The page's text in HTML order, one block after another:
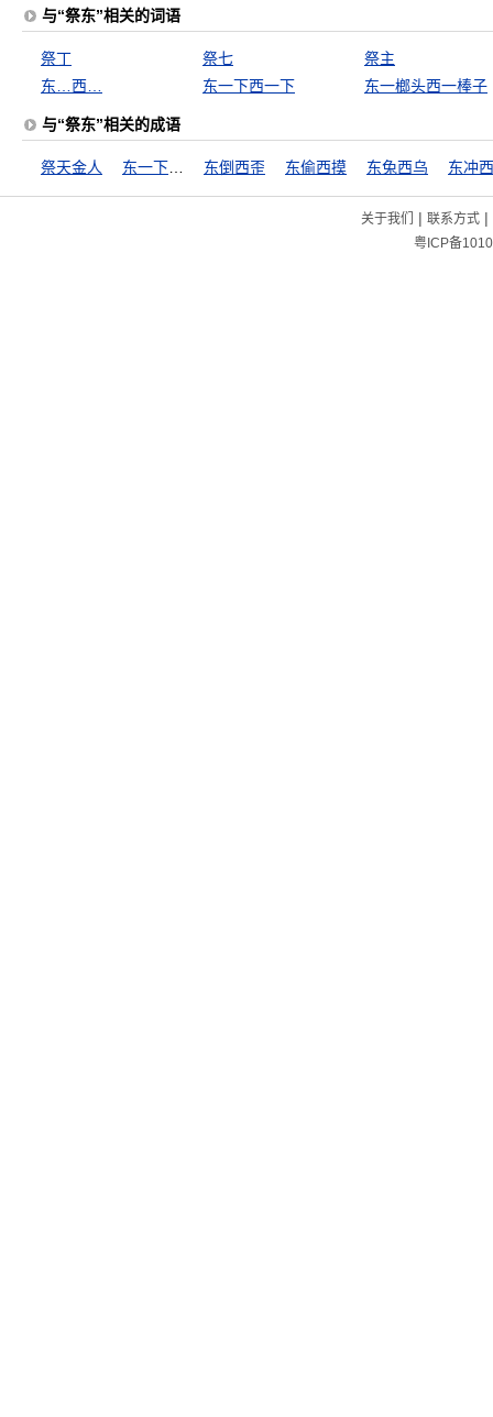
与“祭东”相关的词语
祭丁 祭七
祭主
东…西…
东一下西一下 东一榔头西一棒子
与“祭东”相关的成语
祭天金人 东倒西歪 东偷西摸 东兔西乌 东冲
关于我们 | 联系方式|
粤ICP备